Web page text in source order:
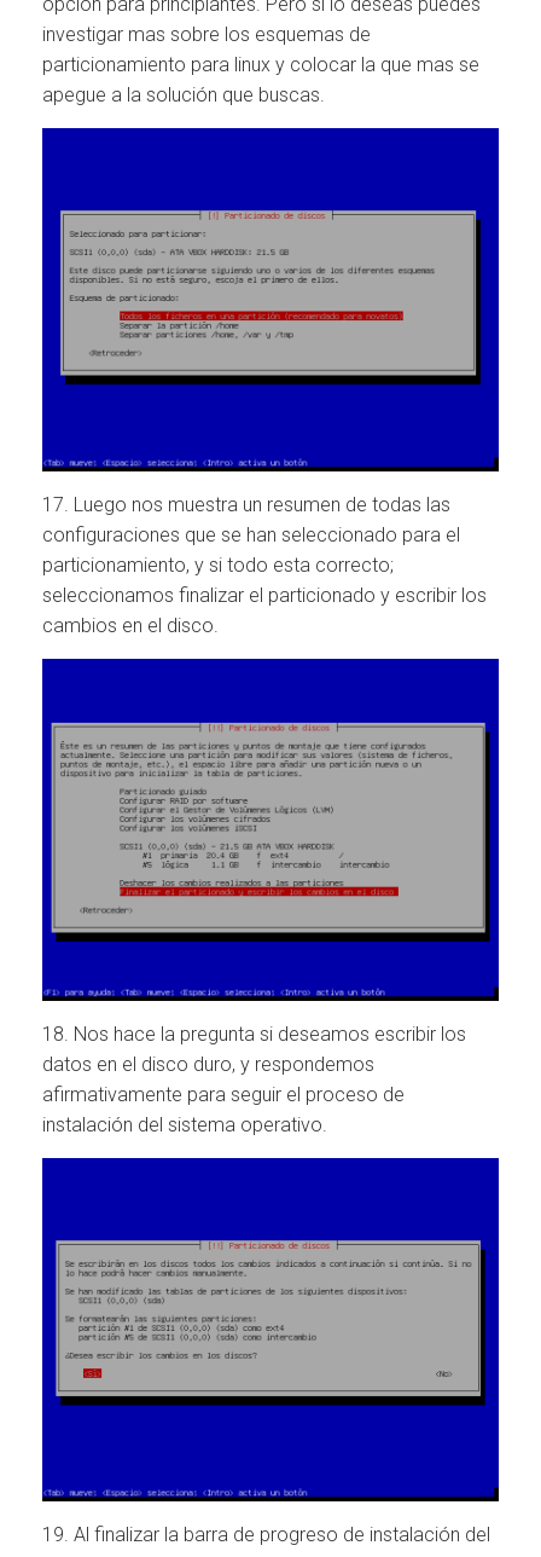
opción para principiantes. Pero si lo deseas puedes
investigar mas sobre los esquemas de
particionamiento para linux y colocar la que mas se
apegue a la solución que buscas.
17. Luego nos muestra un resumen de todas las
configuraciones que se han seleccionado para el
particionamiento, y si todo esta correcto;
seleccionamos finalizar el particionado y escribir los
cambios en el disco.
18. Nos hace la pregunta si deseamos escribir los
datos en el disco duro, y respondemos
afirmativamente para seguir el proceso de
instalación del sistema operativo.
19. Al finalizar la barra de progreso de instalación del